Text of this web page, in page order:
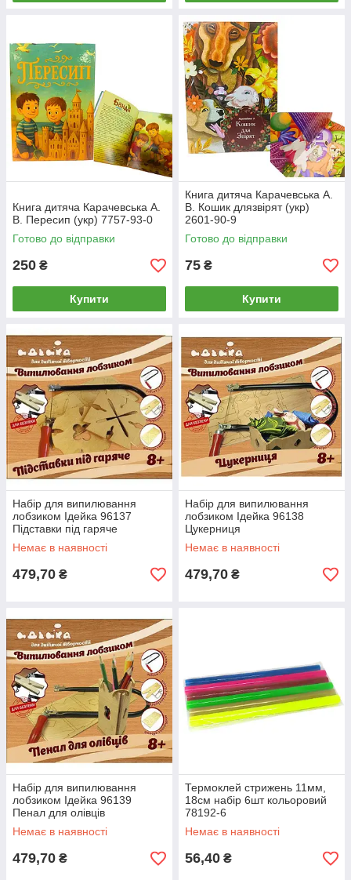
Книга дитяча Карачевська А.
В. Пересип (укр) 7757-93-0
Готово до відправки
250 ₴
Купити
Книга дитяча Карачевська А.
В. Кошик длязвірят (укр)
2601-90-9
Готово до відправки
75 ₴
Купити
Набір для випилювання
лобзиком Ідейка 96137
Підставки під гаряче
Немає в наявності
479,70 ₴
Набір для випилювання
лобзиком Ідейка 96138
Цукерниця
Немає в наявності
479,70 ₴
Набір для випилювання
лобзиком Ідейка 96139
Пенал для олівців
Немає в наявності
479,70 ₴
Термоклей стрижень 11мм,
18см набір 6шт кольоровий
78192-6
Немає в наявності
56,40 ₴